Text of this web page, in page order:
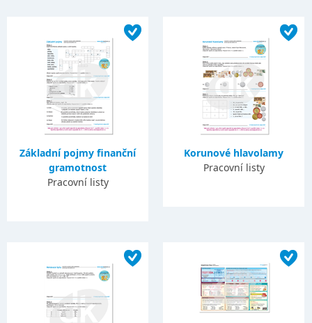
Základní pojmy finanční
gramotnost
Pracovní listy
Korunové hlavolamy
Pracovní listy